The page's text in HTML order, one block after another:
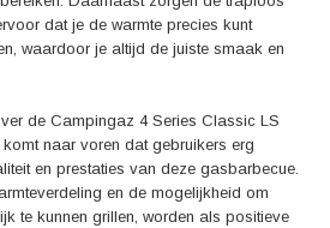
dat je de warmte precies kunt
waardoor je altijd de juiste smaak en
de Campingaz 4 Series Classic LS
naar voren dat gebruikers erg
en prestaties van deze gasbarbecue.
en de mogelijkheid om
te kunnen grillen, worden als positieve